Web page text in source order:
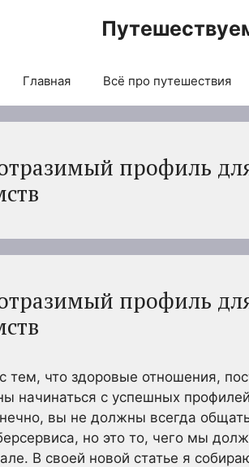
Главная Всё про путешествия
профиль
профиль
тем, что здоровые отношения,
начинаться с успешных
вы не должны всегда
но это то, чего мы
В своей новой статье я